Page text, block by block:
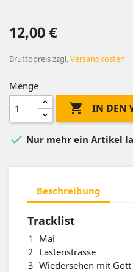
12,00 €
Bruttopreiszzgl.Versandkosten
Menge
 IN DEN
 Nur mehr ein Artikel
Beschreibung
Tracklist
1 Mai
2 Lastenstrasse
3 Wiedersehen mit Gott